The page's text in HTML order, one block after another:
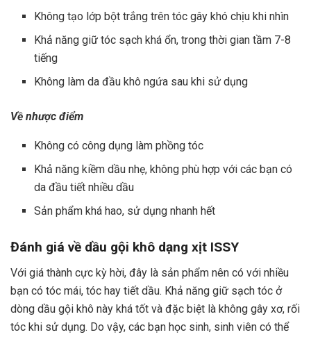
Không tạo lớp bột trắng trên tóc gây khó chịu khi nhìn
Khả năng giữ tóc sạch khá ổn, trong thời gian tầm 7-8
tiếng
Không làm da đầu khô ngứa sau khi sử dụng
Về nhược điểm
Không có công dụng làm phồng tóc
Khả năng kiềm dầu nhẹ, không phù hợp với các bạn có
da đầu tiết nhiều dầu
Sản phẩm khá hao, sử dụng nhanh hết
Đánh giá về dầu gội khô dạng xịt ISSY
Với giá thành cực kỳ hời, đây là sản phẩm nên có với nhiều
bạn có tóc mái, tóc hay tiết dầu. Khả năng giữ sạch tóc ở
dòng dầu gội khô này khá tốt và đặc biệt là không gây xơ, rối
tóc khi sử dụng. Do vậy, các bạn học sinh, sinh viên có thể